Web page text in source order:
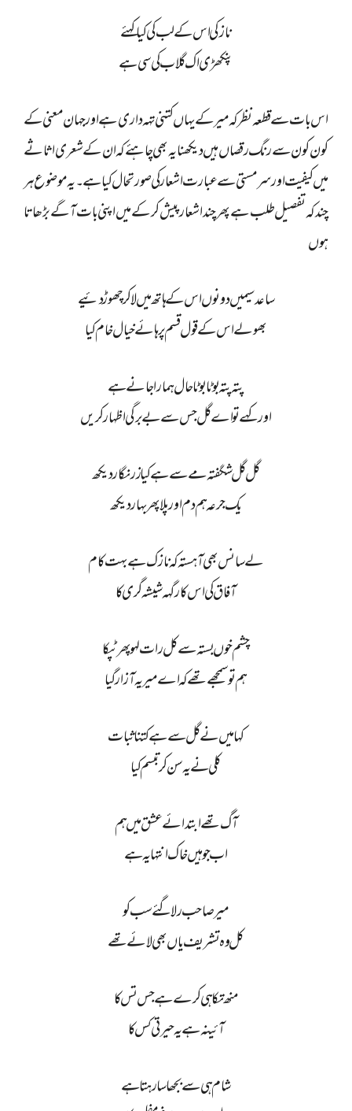
نازکی اس کے لب کی کیا کہئے
پنکھڑی اک گلاب کی سی ہے
اس بات سے قطعہ نظر کہ میر کے یہاں کتنی تہہ داری ہے اور جہان معنی کے
کون کون سے رنگ رقصاں ہیں دیکھنا یہ بھی چاہئے کہ ان کے شعری اثاثے
میں کیفیت اور سر مستی سے عبارت اشعار کی صورتحال کیا ہے ۔یہ موضوع ہر
چند کہ تفصیل طلب ہے پھر چند اشعار پیش کر کے میں اپنی بات آگے بڑھاتا
ہوں
ساعد سیمیں دونوں اس کے ہاتھ میں لا کر چھوڑ دئیے
بھولے اس کے قول قسم پر ہائے خیال خام کیا
پتہ پتہ بوٹا بوٹا حال ہمارا جانے ہے
اور کہے تو اے گل جس سے بے برگی اظہار کریں
گل گل شگفتہ مے سے ہے کیا زرنگار دیکھ
یک جرعہ ہم دم اور پلا پھر بہار دیکھ
لے سانس بھی آہستہ کہ نازک ہے بہت کام
آفاق کی اس کارگہہ شیشہ گری کا
چشم خوں بستہ سے کل رات لہو پھر ٹپکا
ہم تو سمجھے تھے کہ اے میر یہ آزار گیا
کہا میں نے گل سے ہے کتنا ثبات
کلی نے یہ سن کر تبسم کیا
آگ تھے ابتدائے عشق میں ہم
اب جو ہیں خاک انتہا یہ ہے
میر صاحب رلا گئے سب کو
کل وہ تشریف یاں بھی لائے تھے
منھ تکا ہی کرے ہے جس تس کا
آئینہ ہے یہ حیرتی کس کا
شام ہی سے بجھا سا رہتا ہے